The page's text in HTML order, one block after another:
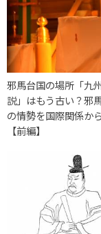
邪馬台国の場所「九
説」はもう古い？邪
の情勢を国際関係か
【前編】